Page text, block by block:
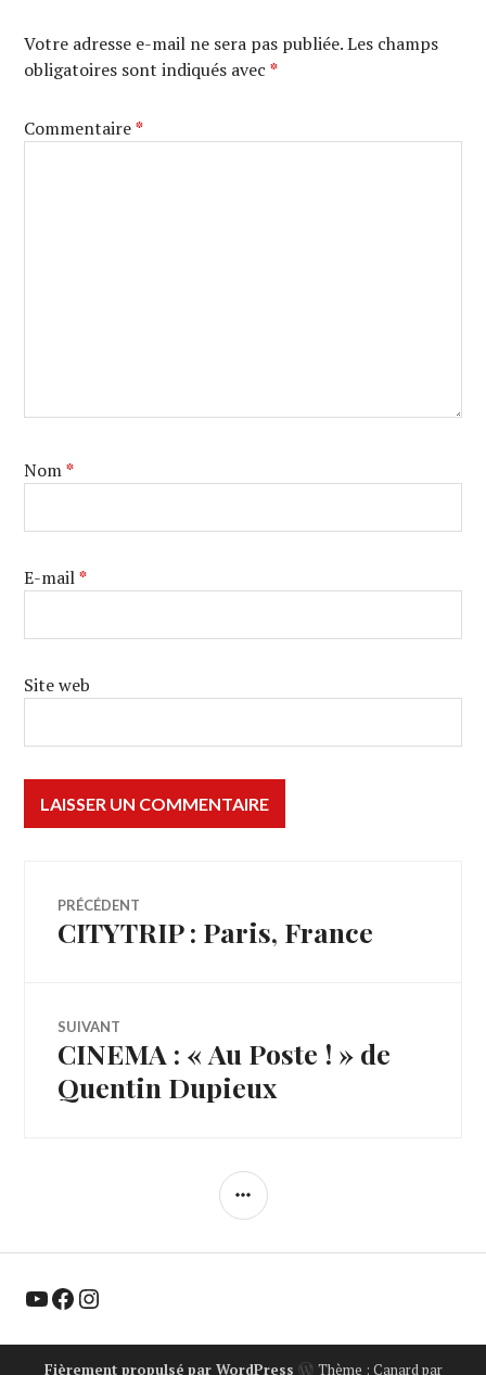
Votre adresse e-mail ne sera pas publiée. Les champs
obligatoires sont indiqués avec*
Commentaire*
Nom*
E-mail*
Site web
Navigation
de
l’article
PRÉCÉDENT
Article
CITYTRIP : Paris, France
SUIVANT
Article
Suivant:
CINEMA : « Au Poste ! » de
Quentin Dupieux
COLONNE
YouTube Facebook Instagram
Fièrement propulsé par WordPress Thème : Canard par